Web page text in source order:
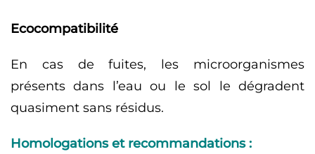
Ecocompatibilité
En cas de fuites, les microorganismes
présents dans l’eau ou le sol le dégradent
quasiment sans résidus.
Homologations et recommandations :